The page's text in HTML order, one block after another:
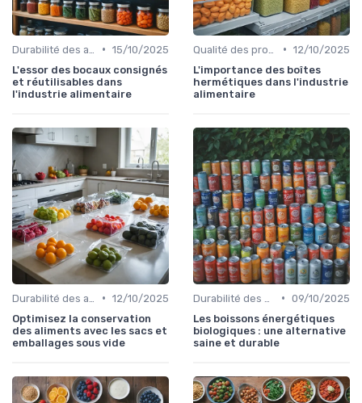
• 15/10/2025
L'essor des bocaux consignés
et réutilisables dans
l'industrie alimentaire
• 12/10/2025
L'importance des boîtes
hermétiques dans l'industrie
alimentaire
• 12/10/2025
Optimisez la conservation
des aliments avec les sacs et
emballages sous vide
• 09/10/2025
Les boissons énergétiques
biologiques : une alternative
saine et durable